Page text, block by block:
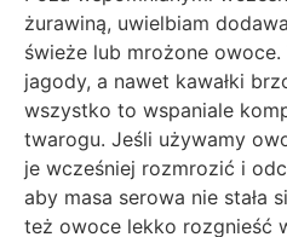
żurawiną, uwielbiam
świeże lub mrożone owoce.
jagody, a nawet kawałki
wszystko to wspaniale
twarogu. Jeśli używamy
je wcześniej rozmrozić i
aby masa serowa nie stała
też owoce lekko rozgnieść